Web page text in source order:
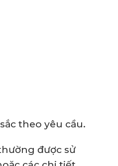
theo yêu cầu.
được sử